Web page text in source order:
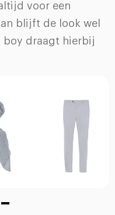
voor een
blijft de look wel
boy draagt hierbij